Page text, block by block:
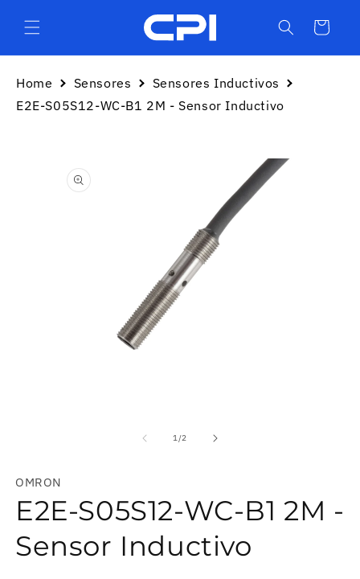
directamente
al contenido
Carrito
Home Sensores
Sensores Inductivos
E2E-S05S12-WC-B1 2M - Sensor Inductivo
información
ventana
1/de2
OMRON
E2E-S05S12-WC-B1 2M -
Sensor Inductivo